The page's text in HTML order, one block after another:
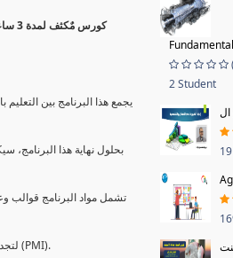
يجمع هذا البرنامج بين
بحلول نهاية هذا البرنامج،
تشمل مواد البرنامج قوالب
يمكن للطلاب استخدام ساعات هذا البرنامج كوحدات تطوير المهنة (PDUs) لتجديد جميع الشهادات المهنية الأخرى مثل شهادات إدارة المشاريع العالمية (PMI).
2 Student